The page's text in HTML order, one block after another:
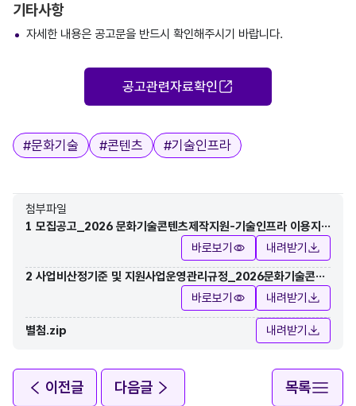
기타사항
자세한 내용은 공고문을 반드시 확인해주시기 바랍니다.
공고관련자료확인
태그
#문화기술 #콘텐츠 #기술인프라
첨부파일
1 모집공고_2026 문화기술콘텐츠제작지원-기술인프라 이용지
바로보기
내려받기
2 사업비산정기준 및 지원사업운영관리규정_2026문화기술콘텐
츠제작지원_기술인프라 이용지원 추가 모집.pdf
바로보기 내려받기
별첨.zip 내려받기
이전글 다음글 목록